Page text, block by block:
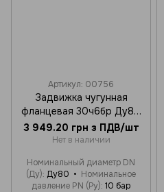
Артикул: 00756
Задвижка чугунная
фланцевая 30ч6бр Ду80
Ру10 (Украина)
3 949.20 грн з ПДВ/шт
Нет в наличии
Номинальный диаметр DN
(Ду) Ду80
Номинальное
давление PN (Ру) 10 бар